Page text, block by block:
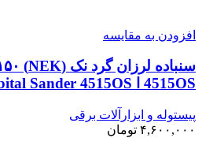
افزودن به مقایسه
4515OS ا NEK Orbital Sander 4515OS
پیستوله و ابزارآلات برقی
۴,۶۰۰,۰۰۰ تومان